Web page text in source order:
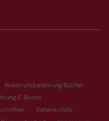
Widerrufsbelehrung Bücher
E-Books
Datenschutz